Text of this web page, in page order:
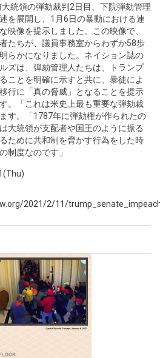
統領の弾劾裁判2日目、下院弾劾管理
を展開し、1月6日の暴動における連
映像を提示しました。この映像で、
たちが、議員事務室からわずか58歩
らかになりました。ネイション誌の
ズは、弾劾管理人たちは、トランプ
ことを明確に示すと共に、暴徒によ
行に「真の脅威」となることを提示
。「これは米史上最も重要な弾劾裁
す。「1787年に弾劾権が作られたの
大統領が支配者や国王のように振る
ために共和制を脅かす行為をした時
制度なのです」
2021/2/11/